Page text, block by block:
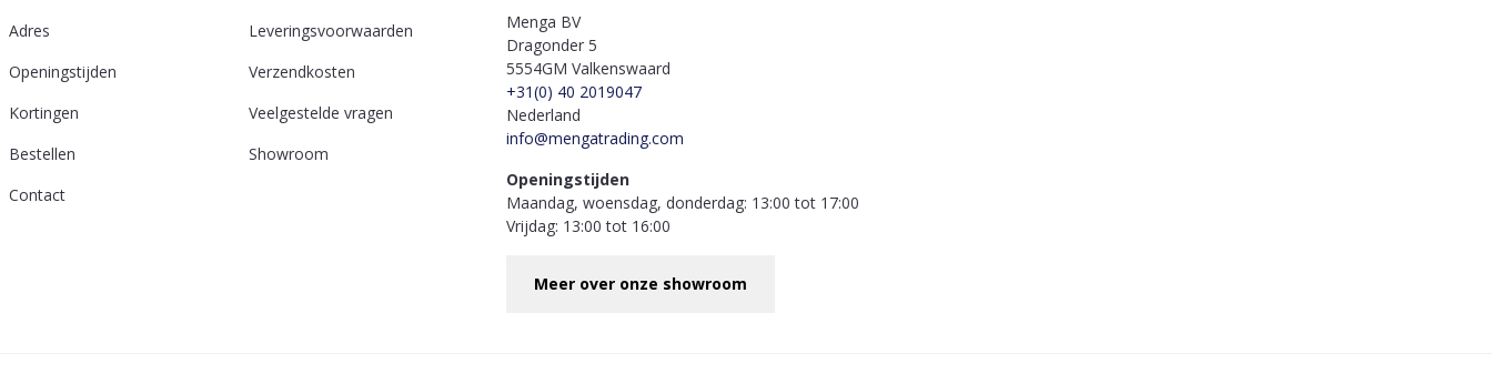
Adres
Leveringsvoorwaarden
Openingstijden
Verzendkosten
Kortingen
Veelgestelde vragen
Bestellen
Showroom
Contact
Menga BV
Dragonder 5
5554GM Valkenswaard
+31(0) 40 2019047
Nederland
info@mengatrading.com
Openingstijden
Maandag, woensdag, donderdag: 13:00 tot 17:00
Vrijdag: 13:00 tot 16:00
Meer over onze showroom